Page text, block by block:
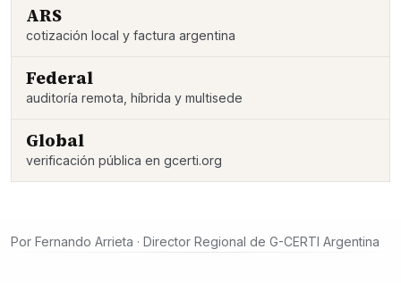
ARS
cotización local y factura argentina
Federal
auditoría remota, híbrida y multisede
Global
verificación pública en gcerti.org
Por Fernando Arrieta · Director Regional de G-CERTI Argentina